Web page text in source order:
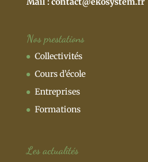
Nos prestations
Collectivités
Cours d’école
Entreprises
Formations
Les actualités